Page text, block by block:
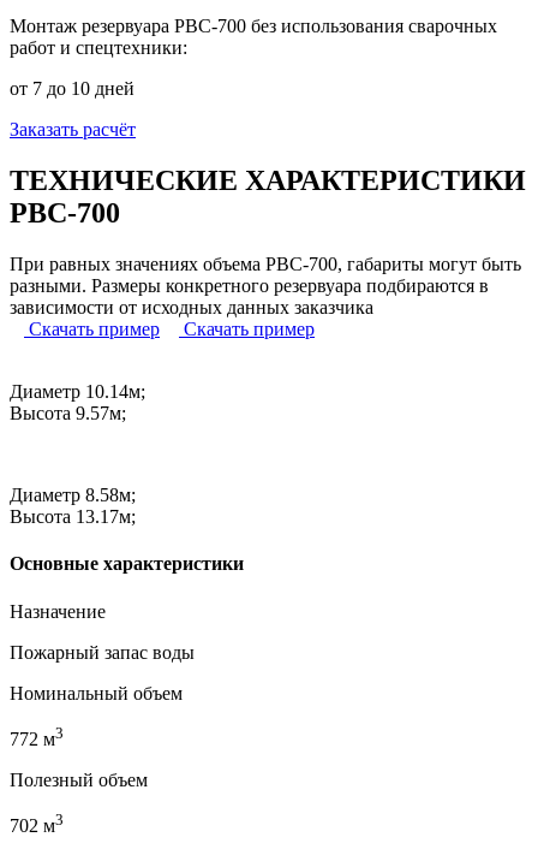
Монтаж резервуара РВС-700 без использования сварочных
работ и спецтехники:
от 7 до 10 дней
Заказать расчёт
ТЕХНИЧЕСКИЕ ХАРАКТЕРИСТИКИ
РВС-700
При равных значениях объема РВС-700, габариты могут быть
разными. Размеры конкретного резервуара подбираются в
зависимости от исходных данных заказчика
Скачать пример
Скачать пример
Диаметр 10.14м;
Высота 9.57м;
Диаметр 8.58м;
Высота 13.17м;
Основные характеристики
Назначение
Пожарный запас воды
Номинальный объем
772 м3
Полезный объем
702 м3